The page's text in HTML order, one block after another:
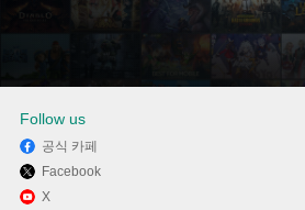
Memu Play에서 우
Follow us
공식 카페
Facebook
X